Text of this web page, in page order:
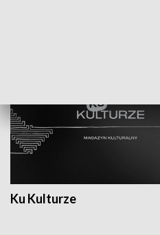
Ku Kulturze